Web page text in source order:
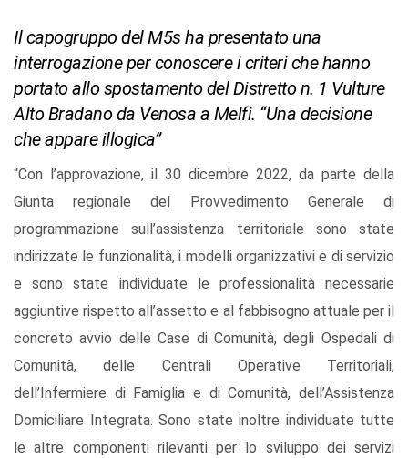
Il capogruppo del M5s ha presentato una
interrogazione per conoscere i criteri che hanno
portato allo spostamento del Distretto n. 1 Vulture
Alto Bradano da Venosa a Melfi. “Una decisione
che appare illogica”
“Con l’approvazione, il 30 dicembre 2022, da parte della
Giunta regionale del Provvedimento Generale di
programmazione sull’assistenza territoriale sono state
indirizzate le funzionalità, i modelli organizzativi e di servizio
e sono state individuate le professionalità necessarie
aggiuntive rispetto all’assetto e al fabbisogno attuale per il
concreto avvio delle Case di Comunità, degli Ospedali di
Comunità, delle Centrali Operative Territoriali,
dell’Infermiere di Famiglia e di Comunità, dell’Assistenza
Domiciliare Integrata. Sono state inoltre individuate tutte
le altre componenti rilevanti per lo sviluppo dei servizi